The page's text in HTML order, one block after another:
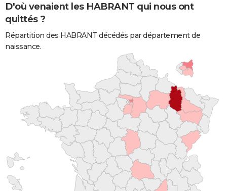
D'où venaient les HABRANT qui nous ont
quittés ?
Répartition des HABRANT décédés par département de
naissance.